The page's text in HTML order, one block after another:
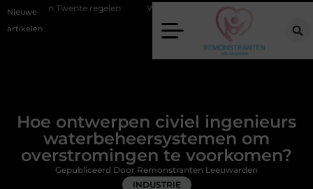
Nieuwe
artikelen
Wat zero-click search betekent voor de toekomst van online
Hoe ontwerpen civiel ingenieurs
waterbeheersystemen om
overstromingen te voorkomen?
INDUSTRIE
Gepubliceerd Door Remonstranten Leeuwarden